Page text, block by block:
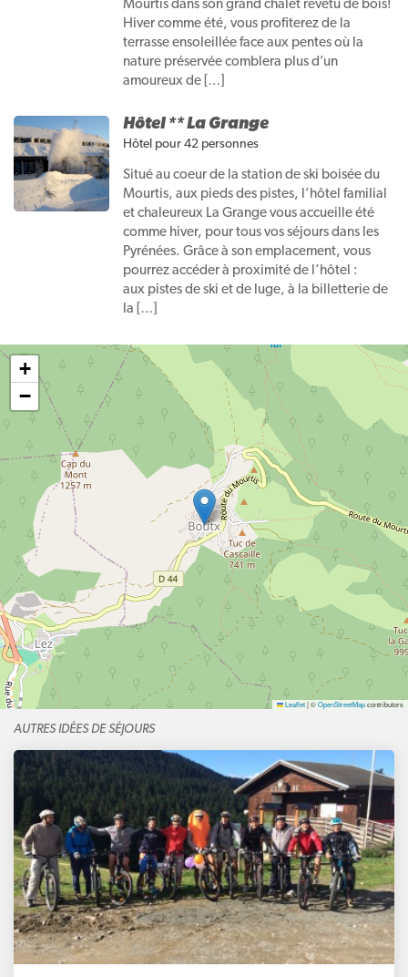
Mourtis dans son grand chalet revêtu de bois!
Hiver comme été, vous profiterez de la
terrasse ensoleillée face aux pentes où la
nature préservée comblera plus d’un
amoureux de […]
Hôtel ** La Grange
Hôtel pour 42 personnes
Situé au coeur de la station de ski boisée du
Mourtis, aux pieds des pistes, l’hôtel familial
et chaleureux La Grange vous accueille été
comme hiver, pour tous vos séjours dans les
Pyrénées. Grâce à son emplacement, vous
pourrez accéder à proximité de l’hôtel :
aux pistes de ski et de luge, à la billetterie de
la […]
+
−
Leaflet|©OpenStreetMapcontributors
AUTRES IDÉES DE SÉJOURS